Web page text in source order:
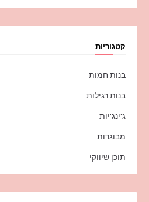
קטגוריות
בנות חמות
בנות רגילות
ג'ינג'יות
מבוגרות
תוכן שיווקי